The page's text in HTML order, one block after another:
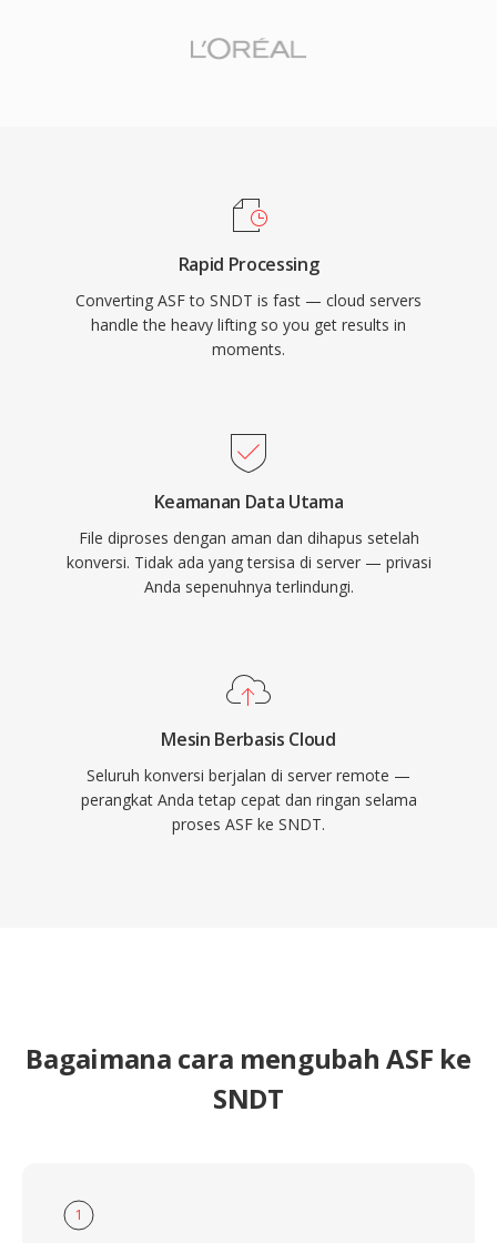
Rapid Processing
Converting ASF to SNDT is fast — cloud servers
handle the heavy lifting so you get results in
moments.
Keamanan Data Utama
File diproses dengan aman dan dihapus setelah
konversi. Tidak ada yang tersisa di server — privasi
Anda sepenuhnya terlindungi.
Mesin Berbasis Cloud
Seluruh konversi berjalan di server remote —
perangkat Anda tetap cepat dan ringan selama
proses ASF ke SNDT.
Bagaimana cara mengubah ASF ke
SNDT
1